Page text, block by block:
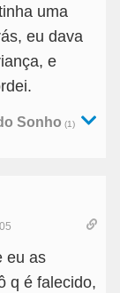
uma
eu dava
e
Sonho (1)
eu as
q é falecido,